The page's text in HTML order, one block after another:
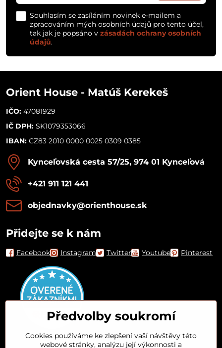
Souhlasím se zasíláním novinek e-mailem a
zpracováním mých osobních údajů pro tento účel,
tak jak je popsáno v zásadách ochrany osobních
údajů.
Orient House - Matúš Kerekeš
IČO: 47081929
IČ DPH: SK1079353066
IBAN: CZ83 2010 0000 0025 0309 0385
Kynceľovská cesta 57/25, 974 01 Kynceľová
+421 911 121 441
objednavky​@orienthouse​.sk
Přidejte se k nám
Facebook Instagram Twitter Youtube Pinterest
Předvolby soukromí
Cookies používáme ke zlepšení vaší návštěvy této
webové stránky, analýzu její výkonnosti a